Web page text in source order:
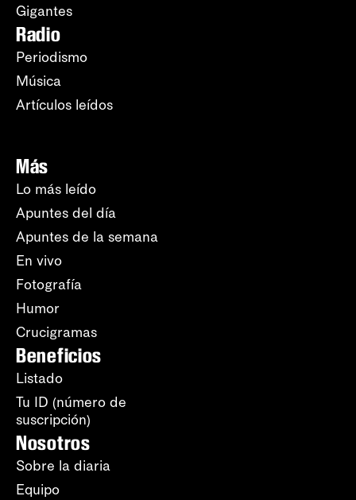
Gigantes
Radio
Periodismo
Música
Artículos leídos
Más
Lo más leído
Apuntes del día
Apuntes de la semana
En vivo
Fotografía
Humor
Crucigramas
Beneficios
Listado
Tu ID (número de
suscripción)
Nosotros
Sobre la diaria
Equipo